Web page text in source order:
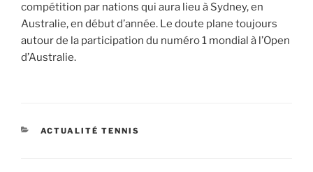
compétition par nations qui aura lieu à Sydney, en
Australie, en début d’année. Le doute plane toujours
autour de la participation du numéro 1 mondial à l’Open
d’Australie.
CATEGORIES
ACTUALITÉ TENNIS